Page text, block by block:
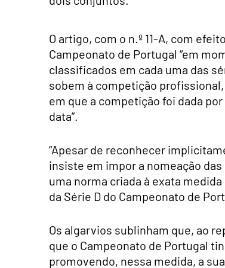
O artigo, com o n.º 11-A, com
Campeonato de Portugal “em
classificados em cada uma das
sobem à competição
em que a competição foi dada
data”.
“Apesar de reconhecer
insiste em impor a nomeação
uma norma criada à exata
da Série D do Campeonato de
Os algarvios sublinham que, ao
que o Campeonato de Portugal
promovendo, nessa medida, a